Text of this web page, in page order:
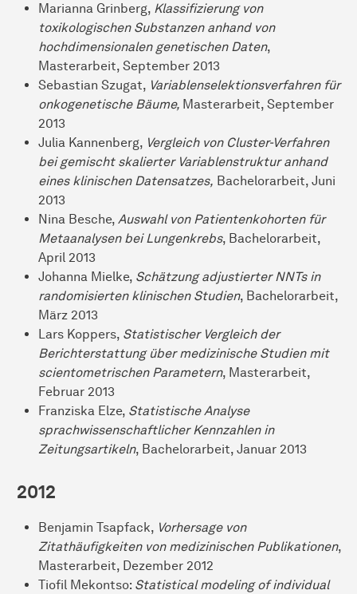
Marianna Grinberg, Klassifizierung von
toxikologischen Substanzen anhand von
hochdimensionalen genetischen Daten,
Masterarbeit, September 2013
Sebastian Szugat, Variablenselektionsverfahren für
onkogenetische Bäume, Masterarbeit, September
2013
Julia Kannenberg, Vergleich von Cluster-Verfahren
bei gemischt skalierter Variablenstruktur anhand
eines klinischen Datensatzes, Bachelorarbeit, Juni
2013
Nina Besche, Auswahl von Patientenkohorten für
Metaanalysen bei Lungenkrebs, Bachelorarbeit,
April 2013
Johanna Mielke, Schätzung adjustierter NNTs in
randomisierten klinischen Studien, Bachelorarbeit,
März 2013
Lars Koppers, Statistischer Vergleich der
Berichterstattung über medizinische Studien mit
scientometrischen Parametern, Masterarbeit,
Februar 2013
Franziska Elze, Statistische Analyse
sprachwissenschaftlicher Kennzahlen in
Zeitungsartikeln, Bachelorarbeit, Januar 2013
2012
Benjamin Tsapfack, Vorhersage von
Zitathäufigkeiten von medizinischen Publikationen,
Masterarbeit, Dezember 2012
Tiofil Mekontso: Statistical modeling of individual